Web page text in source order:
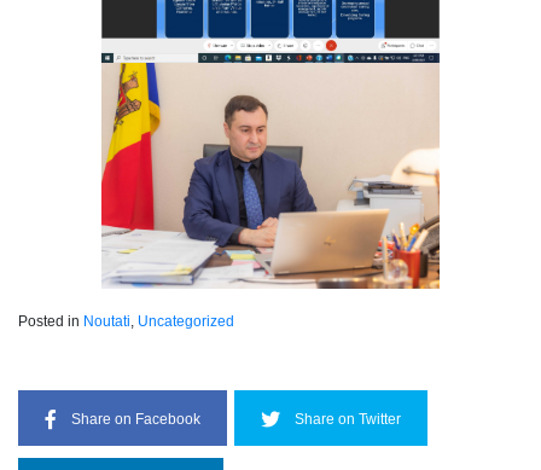
Posted in Noutati, Uncategorized
Share on Facebook Share on Twitter